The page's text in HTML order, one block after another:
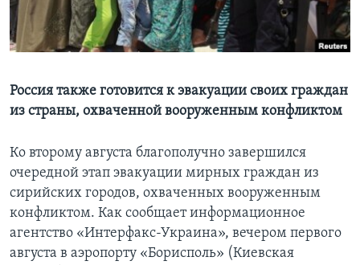
Learning English
Языки
Россия также готовится к эвакуации своих граждан
из страны, охваченной вооруженным конфликтом
Ко второму августа благополучно завершился
очередной этап эвакуации мирных граждан из
сирийских городов, охваченных вооруженным
конфликтом. Как сообщает информационное
агентство «Интерфакс-Украина», вечером первого
августа в аэропорту «Борисполь» (Киевская